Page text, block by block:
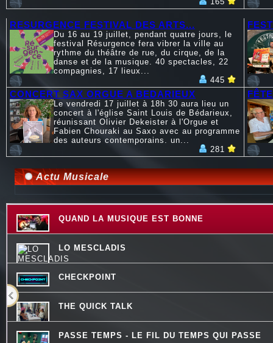
RESURGENCE FESTIVAL DES ARTS...
Du 16 au 19 juillet, pendant quatre jours, le
festival Résurgence fera vibrer la ville au
rythme du théâtre de rue, du cirque, de la
danse et de la musique. 40 spectacles, 22
compagnies, 17 lieux...
445
CONCERT SAX ORGUE A BEDARIEUX
Le vendredi 17 juillet à 18h 30 aura lieu un
concert à l'église Saint Louis de Bédarieux,
réunissant Olivier Dekeister à l'Orgue et
Fabien Chouraki au Saxo avec au programme
des auteurs contemporains. un...
281
Actu Musicale
QUAND LA MUSIQUE EST BONNE
LO MESCLADIS
CHECKPOINT
THE QUICK TALK
PASSE TEMPS - LE FIL DU TEMPS QUI PASSE